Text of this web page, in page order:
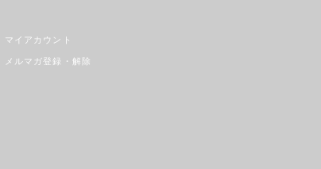
マイアカウント
メルマガ登録・解除